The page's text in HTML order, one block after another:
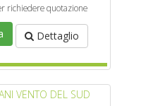
richiedere quotazione
Dettaglio